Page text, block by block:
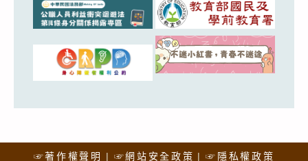
☞著作權聲明 ☞網站安全政策 ☞隱私權政策